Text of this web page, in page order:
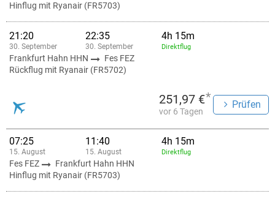
Hinflug mit Ryanair (FR5703)
21:20
30. September
22:35
30. September
4h 15m
Direktflug
Frankfurt Hahn HHN
Fes FEZ
Rückflug mit Ryanair (FR5702)
251,97 €*
vor 6 Tagen
Prüfen
07:25
15. August
11:40
15. August
4h 15m
Direktflug
Fes FEZ
Frankfurt Hahn HHN
Hinflug mit Ryanair (FR5703)